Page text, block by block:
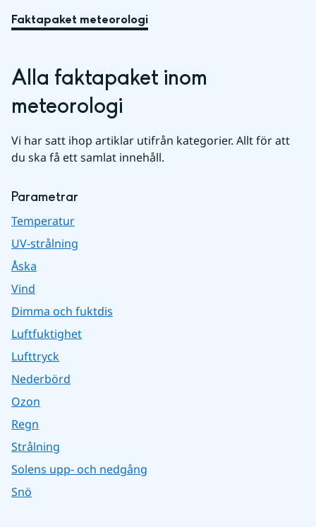
Faktapaket meteorologi
Alla faktapaket inom
meteorologi
Vi har satt ihop artiklar utifrån kategorier. Allt för att
du ska få ett samlat innehåll.
Parametrar
Temperatur
UV-strålning
Åska
Vind
Dimma och fuktdis
Luftfuktighet
Lufttryck
Nederbörd
Ozon
Regn
Strålning
Solens upp- och nedgång
Snö